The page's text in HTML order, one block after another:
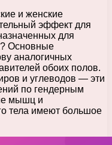
и женские
эффект для
для
Основные
аналогичных
обоих полов.
и углеводов — эти
по гендерным
мышц и
тела имеют большое